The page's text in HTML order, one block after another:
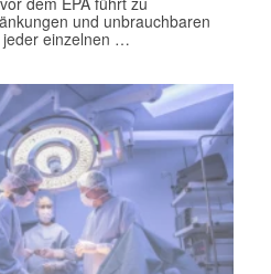
und unbrauchbaren
jeder einzelnen …